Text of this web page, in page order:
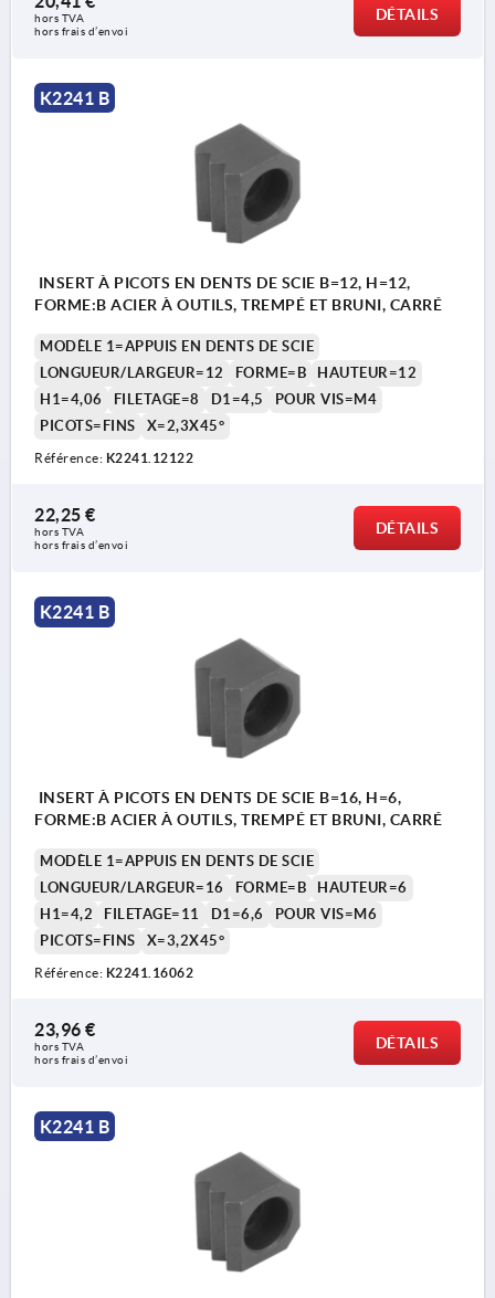
hors TVA
hors frais d’envoi
DÉTAILS
K2241 B
INSERT À PICOTS EN DENTS DE SCIE B=12, H=12,
FORME:B ACIER À OUTILS, TREMPÉ ET BRUNI, CARRÉ
MODÈLE 1=APPUIS EN DENTS DE SCIE
LONGUEUR/LARGEUR=12
FORME=B
HAUTEUR=12
H1=4,06
FILETAGE=8 D1=4,5
POUR VIS=M4
PICOTS=FINS
X=2,3X45°
Référence: K2241.12122
22,25 €
hors TVA
hors frais d’envoi
DÉTAILS
K2241 B
INSERT À PICOTS EN DENTS DE SCIE B=16, H=6,
FORME:B ACIER À OUTILS, TREMPÉ ET BRUNI, CARRÉ
MODÈLE 1=APPUIS EN DENTS DE SCIE
LONGUEUR/LARGEUR=16
FORME=B
HAUTEUR=6
H1=4,2
FILETAGE=11 D1=6,6
POUR VIS=M6
PICOTS=FINS
X=3,2X45°
Référence: K2241.16062
23,96 €
hors TVA
hors frais d’envoi
DÉTAILS
K2241 B